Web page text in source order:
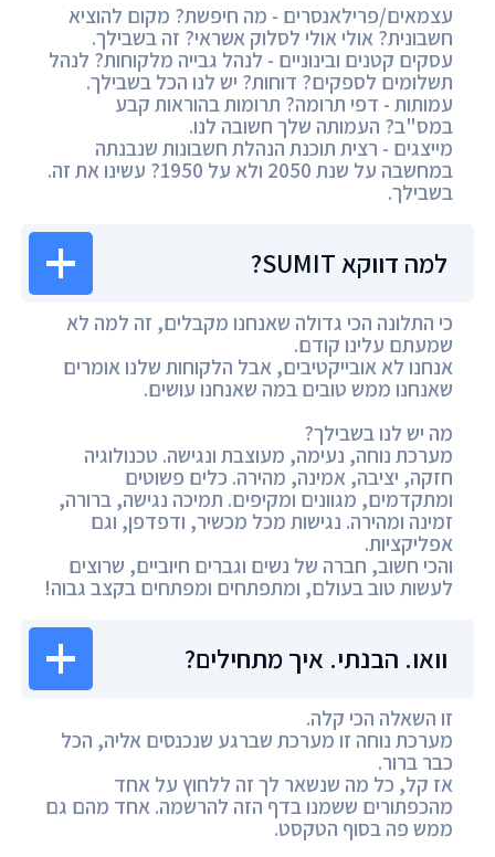
עצמאים/פרילאנסרים - מה חיפשת? מקום להוציא
חשבונית? אולי אולי לסלוק אשראי? זה בשבילך.
עסקים קטנים ובינוניים - לנהל גבייה מלקוחות? לנהל
תשלומים לספקים? דוחות? יש לנו הכל בשבילך.
עמותות - דפי תרומה? תרומות בהוראות קבע
במס"ב? העמותה שלך חשובה לנו.
מייצגים - רצית תוכנת הנהלת חשבונות שנבנתה
במחשבה על שנת 2050 ולא על 1950? עשינו את זה.
בשבילך.
למה דווקא SUMIT?
כי התלונה הכי גדולה שאנחנו מקבלים, זה למה לא
שמעתם עלינו קודם.
אנחנו לא אובייקטיבים, אבל הלקוחות שלנו אומרים
שאנחנו ממש טובים במה שאנחנו עושים.
מה יש לנו בשבילך?
מערכת נוחה, נעימה, מעוצבת ונגישה. טכנולוגיה
חזקה, יציבה, אמינה, מהירה. כלים פשוטים
ומתקדמים, מגוונים ומקיפים. תמיכה נגישה, ברורה,
זמינה ומהירה. נגישות מכל מכשיר, ודפדפן, וגם
אפליקציות.
והכי חשוב, חברה של נשים וגברים חיוביים, שרוצים
לעשות טוב בעולם, ומתפתחים ומפתחים בקצב גבוה!
וואו. הבנתי. איך מתחילים?
זו השאלה הכי קלה.
מערכת נוחה זו מערכת שברגע שנכנסים אליה, הכל
כבר ברור.
אז קל, כל מה שנשאר לך זה ללחוץ על אחד
מהכפתורים ששמנו בדף הזה להרשמה. אחד מהם גם
ממש פה בסוף הטקסט.